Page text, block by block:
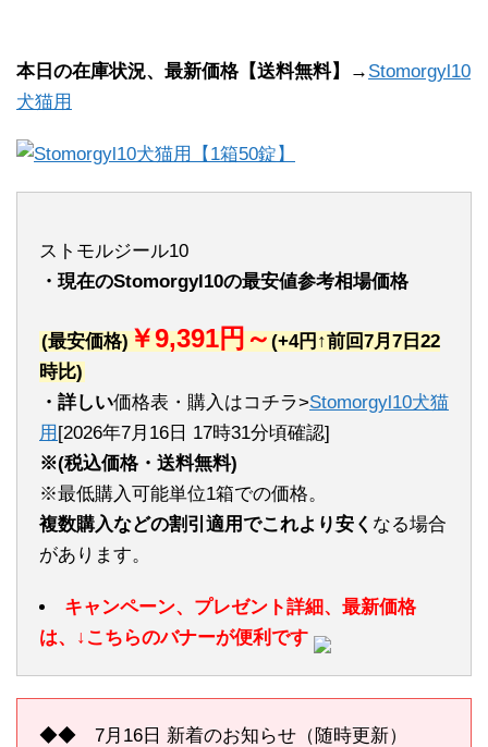
本日の在庫状況、最新価格【送料無料】→ Stomorgyl10
犬猫用
ストモルジール10
・現在のStomorgyl10の最安値参考相場価格
(最安価格)￥9,391円～(+4円↑前回7月7日22
時比)
・詳しい価格表・購入はコチラ>Stomorgyl10犬猫
用 [2026年7月16日 17時31分頃確認]
※(税込価格・送料無料)
※最低購入可能単位1箱での価格。
複数購入などの割引適用でこれより安く なる場合
があります。
キャンペーン、プレゼント詳細、最新価格
は、↓こちらのバナーが便利です
◆◆ 7月16日 新着のお知らせ（随時更新）